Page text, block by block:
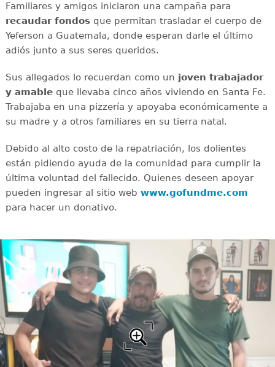
Familiares y amigos iniciaron una campaña para
recaudar fondosque permitan trasladar el cuerpo de
Yeferson a Guatemala, donde esperan darle el último
adiós junto a sus seres queridos.
Sus allegados lo recuerdan como un joven trabajador
y amableque llevaba cinco años viviendo en Santa Fe.
Trabajaba en una pizzería y apoyaba económicamente a
su madre y a otros familiares en su tierra natal.
Debido al alto costo de la repatriación, los dolientes
están pidiendo ayuda de la comunidad para cumplir la
última voluntad del fallecido. Quienes deseen apoyar
pueden ingresar al sitio web www.gofundme.com
para hacer un donativo.